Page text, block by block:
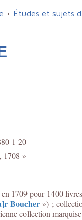
Études et sujets
1-20
1708 »
1709 pour 1400
Boucher ») ;
collection